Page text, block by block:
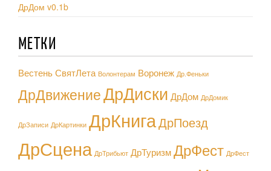
ДрДом v0.1b
МЕТКИ
Вестень СвятЛета Волонтерам Воронеж Др.Феньки
ДрДвижениеДрДиски ДрДом ДрДомик
ДрЗаписи ДрКартинки ДрКнигаДрПоезд
ДрСцена ДрТрибьют ДрТуризмДрФест ДрФест